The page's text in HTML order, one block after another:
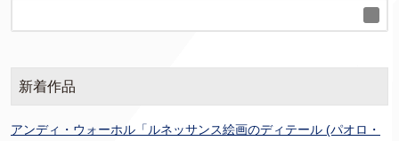
新着作品
アンディ・ウォーホル「ルネッサンス絵画のディテール (パオロ・